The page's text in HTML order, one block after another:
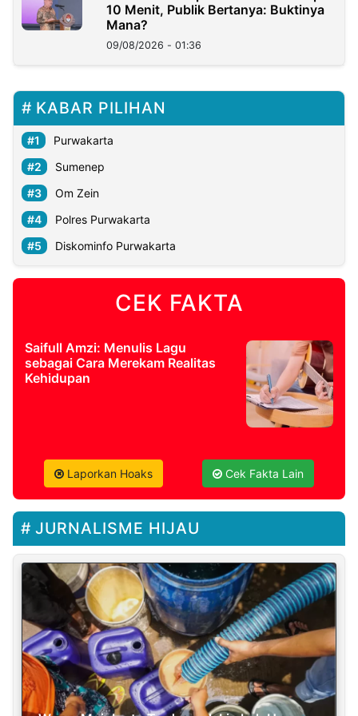
10 Menit, Publik Bertanya: Buktinya
Mana?
09/08/2026 - 01:36
KABAR PILIHAN
Purwakarta
Sumenep
Om Zein
Polres Purwakarta
Diskominfo Purwakarta
CEK FAKTA
Saifull Amzi: Menulis Lagu
sebagai Cara Merekam Realitas
Kehidupan
Laporkan Hoaks Cek Fakta Lain
JURNALISME HIJAU